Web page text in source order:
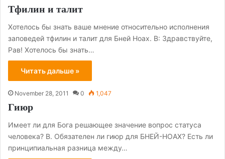
Тфилин и талит
Хотелось бы знать ваше мнение относительно исполнения
заповедей тфилин и талит для Бней Ноах. В: Здравствуйте,
Рав! Хотелось бы знать…
Читать дальше »
November 28, 2011 0 1,047
Гиюр
Имеет ли для Бога решающее значение вопрос статуса
человека? В. Обязателен ли гиюр для БНЕЙ-НОАХ? Есть ли
принципиальная разница между…